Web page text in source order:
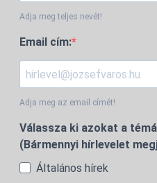
Adja meg teljes nevét!
Email cím:
Adja meg az email címét!
Válassza ki azokat a
(Bármennyi hírlevelet
Általános hírek